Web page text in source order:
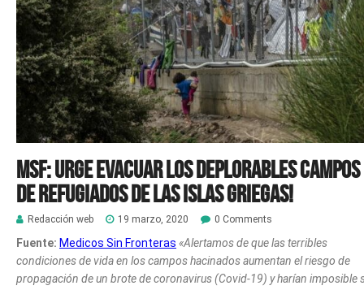
MSF: Urge evacuar los deplorables campos
de refugiados de las islas griegas!
Redacción web 19 marzo, 2020 0 Comments
Fuente: Medicos Sin Fronteras «Alertamos de que las terribles
condiciones de vida en los campos hacinados aumentan el riesgo de
propagación de un brote de coronavirus (Covid-19) y harían imposible